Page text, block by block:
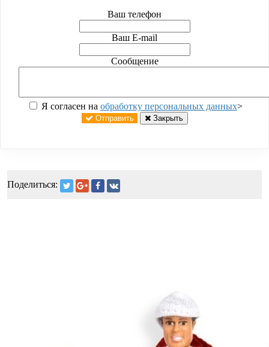
Ваш телефон
Ваш E-mail
Сообщение
Я согласен на обработку персональных данных>
Отправить Закрыть
Поделиться: